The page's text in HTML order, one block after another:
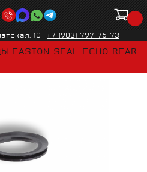
10 +7 (903) 797-76-73
SEAL ECHO REAR